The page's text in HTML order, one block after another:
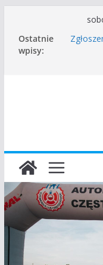
treści
Ostatnie
wpisy:
45
I
Miasta